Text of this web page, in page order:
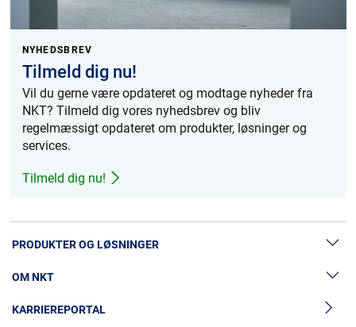
NYHEDSBREV
Tilmeld dig nu!
Vil du gerne være opdateret og modtage nyheder fra
NKT? Tilmeld dig vores nyhedsbrev og bliv
regelmæssigt opdateret om produkter, løsninger og
services.
Tilmeld dig nu!
PRODUKTER OG LØSNINGER
Lavspændingskabler
Mellemspændingskabler
OM NKT
Nyheder & Presse
KARRIEREPORTAL